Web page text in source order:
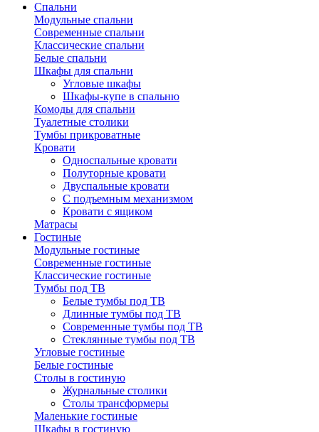
Спальни
Модульные спальни
Современные спальни
Классические спальни
Белые спальни
Шкафы для спальни
Угловые шкафы
Шкафы-купе в спальню
Комоды для спальни
Туалетные столики
Тумбы прикроватные
Кровати
Односпальные кровати
Полуторные кровати
Двуспальные кровати
С подъемным механизмом
Кровати с ящиком
Матрасы
Гостиные
Модульные гостиные
Современные гостиные
Классические гостиные
Тумбы под ТВ
Белые тумбы под ТВ
Длинные тумбы под ТВ
Современные тумбы под ТВ
Стеклянные тумбы под ТВ
Угловые гостиные
Белые гостиные
Столы в гостиную
Журнальные столики
Столы трансформеры
Маленькие гостиные
Шкафы в гостиную